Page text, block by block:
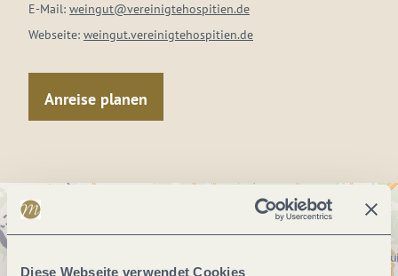
Diese Webseite verwendet Cookies
E-Mail: weingut@vereinigtehospitien.de
Webseite: weingut.vereinigtehospitien.de
Anreise planen